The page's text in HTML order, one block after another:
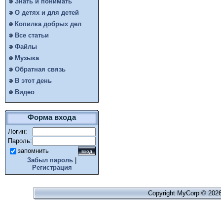
О детях и для детей
Копилка добрых дел
Все статьи
Файлы
Музыка
Обратная связь
В этот день
Видео
Форма входа
Логин:
Пароль:
запомнить
Забыл пароль
Регистрация
Copyright MyCorp ©